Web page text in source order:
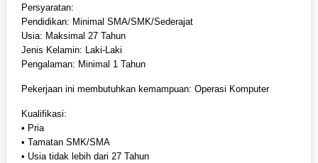
Persyaratan:
Pendidikan: Minimal SMA/SMK/Sederajat
Usia: Maksimal 27 Tahun
Jenis Kelamin: Laki-Laki
Pengalaman: Minimal 1 Tahun
Pekerjaan ini membutuhkan kemampuan: Operasi Komputer
Kualifikasi:
• Pria
• Tamatan SMK/SMA
• Usia tidak lebih dari 27 Tahun